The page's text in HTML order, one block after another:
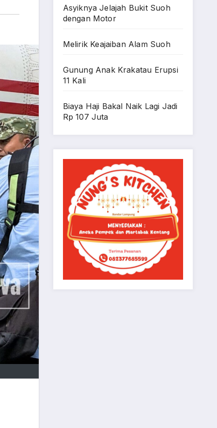
Asyiknya Jelajah Bukit Suoh
dengan Motor
Melirik Keajaiban Alam Suoh
Gunung Anak Krakatau Erupsi
11 Kali
Biaya Haji Bakal Naik Lagi Jadi
Rp 107 Juta